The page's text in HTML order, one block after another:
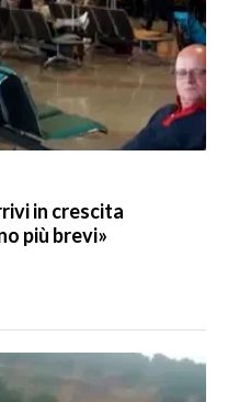
in crescita
più brevi»